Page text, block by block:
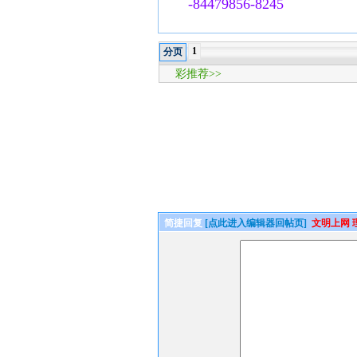
-84479856-8245
分页 1
彩推荐>>
简捷回复 [点此进入编辑器回帖页] 文明上网